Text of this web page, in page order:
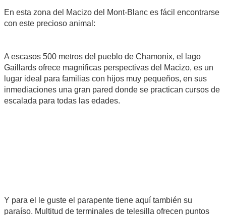
En esta zona del Macizo del Mont-Blanc es fácil encontrarse
con este precioso animal:
A escasos 500 metros del pueblo de Chamonix, el lago
Gaillards ofrece magnificas perspectivas del Macizo, es un
lugar ideal para familias con hijos muy pequeños, en sus
inmediaciones una gran pared donde se practican cursos de
escalada para todas las edades.
Y para el le guste el parapente tiene aquí también su
paraíso. Multitud de terminales de telesilla ofrecen puntos